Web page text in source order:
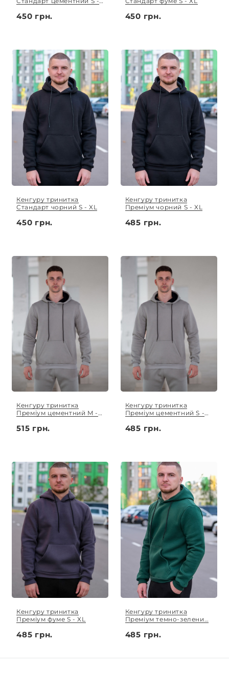
450 грн. 450 грн.
Кенгуру тринитка
Стандарт чорний S - XL
450 грн.
Кенгуру тринитка
Преміум чорний S - XL
485 грн.
Кенгуру тринитка
Преміум цементний M -
515 грн.
Кенгуру тринитка
Преміум цементний S -
485 грн.
Кенгуру тринитка
Преміум фуме S - XL
485 грн.
Кенгуру тринитка
Преміум темно-зелений
485 грн.